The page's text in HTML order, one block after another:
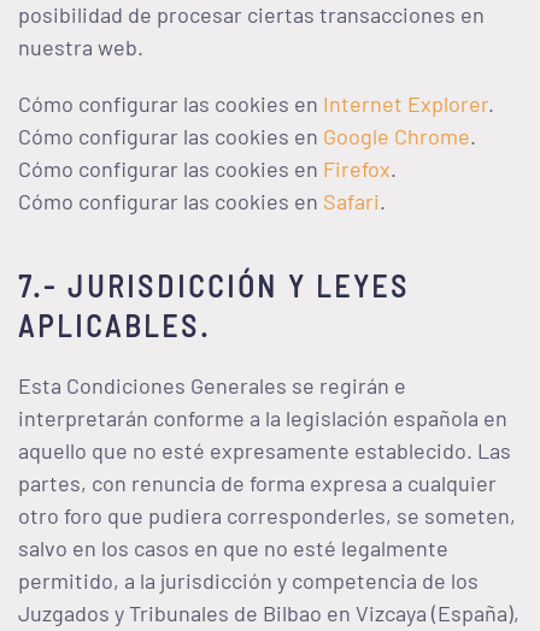
posibilidad de procesar ciertas transacciones en
nuestra web.
Cómo configurar las cookies en Internet Explorer.
Cómo configurar las cookies en Google Chrome.
Cómo configurar las cookies en Firefox.
Cómo configurar las cookies en Safari.
7.- JURISDICCIÓN Y LEYES
APLICABLES.
Esta Condiciones Generales se regirán e
interpretarán conforme a la legislación española en
aquello que no esté expresamente establecido. Las
partes, con renuncia de forma expresa a cualquier
otro foro que pudiera corresponderles, se someten,
salvo en los casos en que no esté legalmente
permitido, a la jurisdicción y competencia de los
Juzgados y Tribunales de Bilbao en Vizcaya (España),